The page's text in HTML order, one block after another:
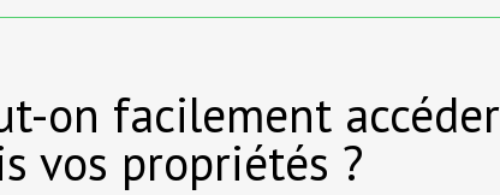
on facilement
vos propriétés ?